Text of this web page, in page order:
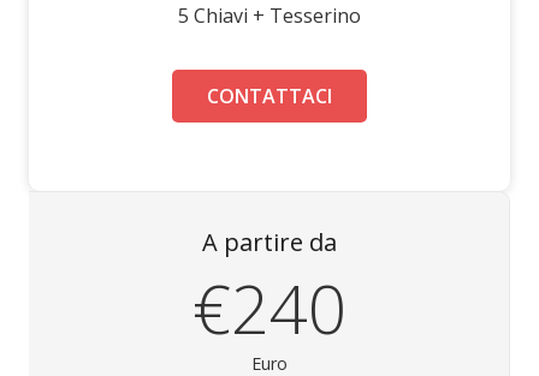
5 Chiavi + Tesserino
CONTATTACI
A partire da
€240
Euro